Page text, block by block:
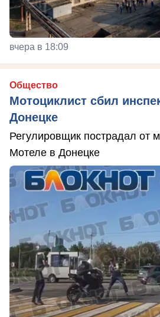
вчера в 18:09
Общество
Мотоциклист сбил
Донецке
Регулировщик пострадал от
Мотеле в Донецке